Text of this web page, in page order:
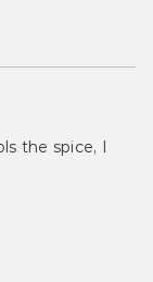
the spice, I